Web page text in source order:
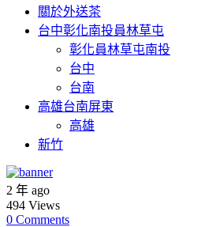
關於外送茶
台中彰化南投員林草屯
彰化員林草屯南投
台中
台南
高雄台南屏東
高雄
新竹
2 年 ago
494 Views
0 Comments